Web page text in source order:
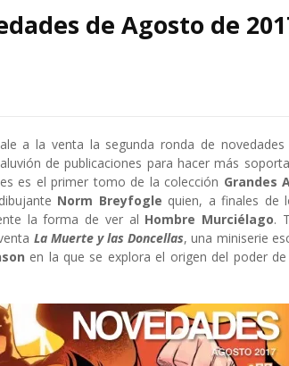
de Agosto de
a la venta la segunda ronda de novedades
de publicaciones para hacer más
es el primer tomo de la colección Grandes
Norm Breyfogle quien, a finales de
la forma de ver al Hombre Murciélago.
La Muerte y las Doncellas, una miniserie
en la que se explora el origen del poder de